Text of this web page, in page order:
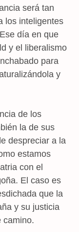
será tan
los inteligentes
día en que
y el liberalismo
para
y
de los
la de sus
despreciar a la
estamos
con el
El caso es
que la
y su justicia
camino.